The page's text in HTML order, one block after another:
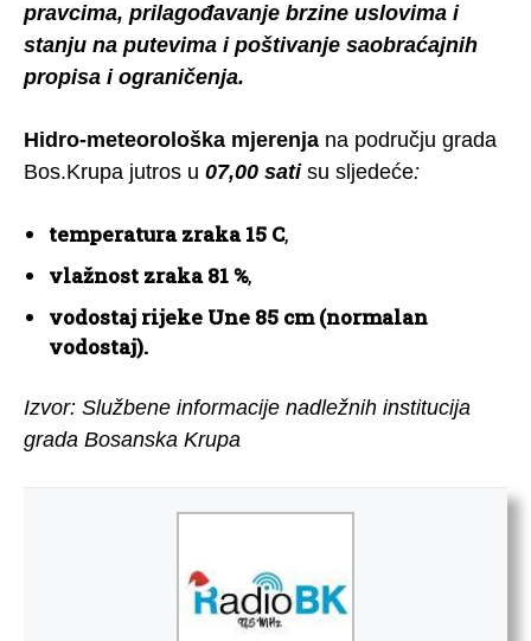
pravcima, prilagođavanje brzine uslovima i
stanju na putevima i poštivanje saobraćajnih
propisa i ograničenja.
Hidro-meteorološka mjerenja na području grada
Bos.Krupa jutros u 07,00 sati su sljedeće:
temperatura zraka 15 C,
vlažnost zraka 81 %,
vodostaj rijeke Une 85 cm (normalan
vodostaj).
Izvor: Službene informacije nadležnih institucija
grada Bosanska Krupa